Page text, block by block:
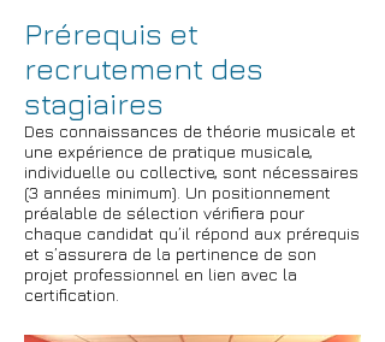
Prérequis et
recrutement des
stagiaires
Des connaissances de théorie musicale et
une expérience de pratique musicale,
individuelle ou collective, sont nécessaires
(3 années minimum). Un positionnement
préalable de sélection vérifiera pour
chaque candidat qu’il répond aux prérequis
et s’assurera de la pertinence de son
projet professionnel en lien avec la
certification.